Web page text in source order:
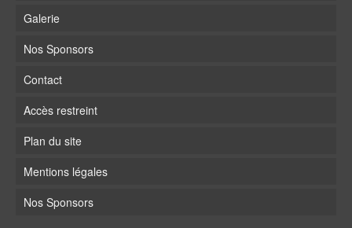
Galerie
Nos Sponsors
Contact
Accès restreint
Plan du site
Mentions légales
Nos Sponsors